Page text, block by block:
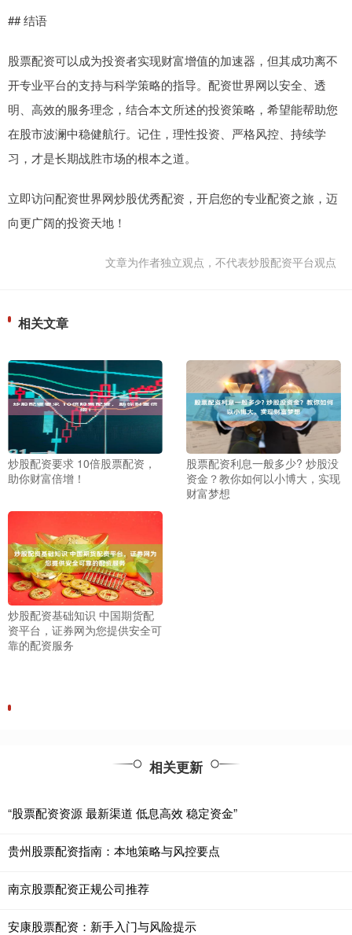
## 结语
股票配资可以成为投资者实现财富增值的加速器，但其成功离不
开专业平台的支持与科学策略的指导。配资世界网以安全、透
明、高效的服务理念，结合本文所述的投资策略，希望能帮助您
在股市波澜中稳健航行。记住，理性投资、严格风控、持续学
习，才是长期战胜市场的根本之道。
立即访问配资世界网炒股优秀配资，开启您的专业配资之旅，迈
向更广阔的投资天地！
文章为作者独立观点，不代表炒股配资平台观点
相关文章
炒股配资要求 10倍股票配资，
助你财富倍增！
股票配资利息一般多少? 炒股没
资金？教你如何以小博大，实现
财富梦想
炒股配资基础知识 中国期货配
资平台，证券网为您提供安全可
靠的配资服务
相关更新
“股票配资资源 最新渠道 低息高效 稳定资金”
贵州股票配资指南：本地策略与风控要点
南京股票配资正规公司推荐
安康股票配资：新手入门与风险提示